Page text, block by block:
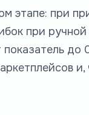
этапе: при
при
до